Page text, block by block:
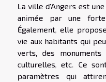
La ville d'Angers est
animée par une
Également, elle
vie aux habitants qui
verts, des monuments
culturelles, etc. Ce
paramètres qui